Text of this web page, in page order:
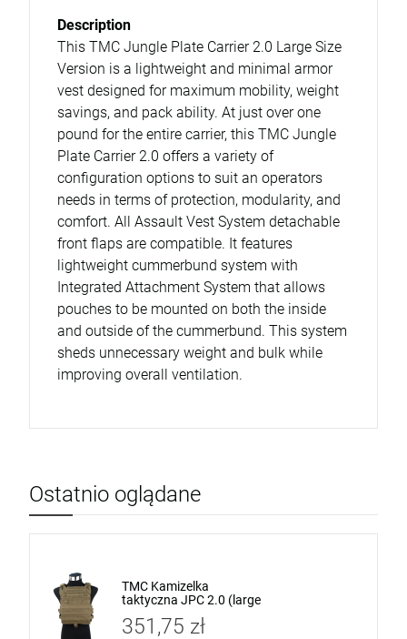
Description
This TMC Jungle Plate Carrier 2.0 Large Size
Version is a lightweight and minimal armor
vest designed for maximum mobility, weight
savings, and pack ability. At just over one
pound for the entire carrier, this TMC Jungle
Plate Carrier 2.0 offers a variety of
configuration options to suit an operators
needs in terms of protection, modularity, and
comfort. All Assault Vest System detachable
front flaps are compatible. It features
lightweight cummerbund system with
Integrated Attachment System that allows
pouches to be mounted on both the inside
and outside of the cummerbund. This system
sheds unnecessary weight and bulk while
improving overall ventilation.
Ostatnio oglądane
TMC Kamizelka
taktyczna JPC 2.0 (large
351,75 zł